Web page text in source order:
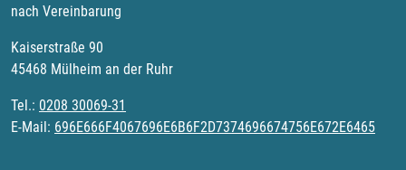
nach Vereinbarung
Kaiserstraße 90
45468 Mülheim an der Ruhr
Tel.: 0208 30069-31
E-Mail: 696E666F4067696E6B6F2D7374696674756E672E6465